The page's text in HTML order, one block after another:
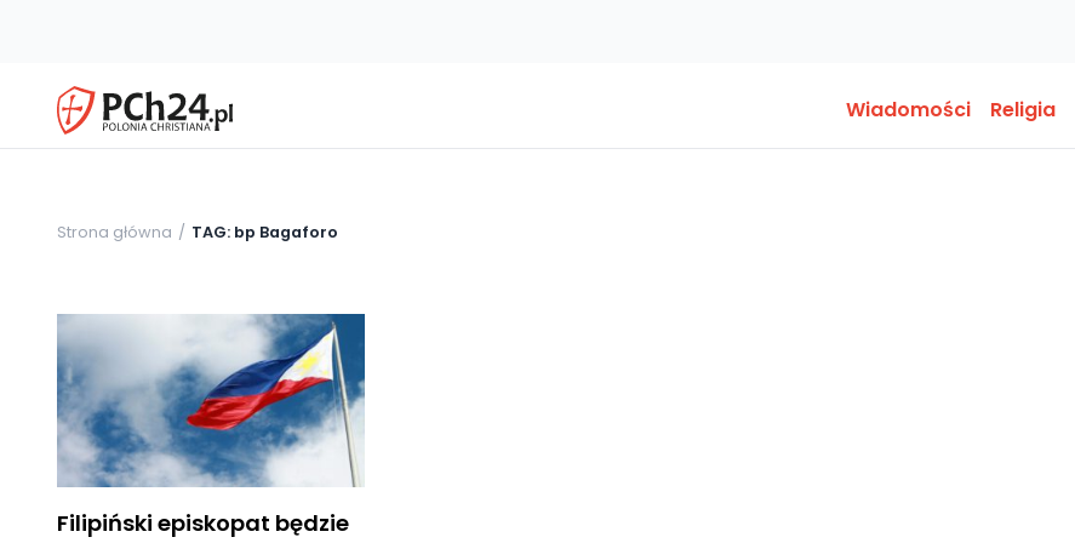
Wiadomości Religia
Strona główna TAG: bp Bagaforo
Filipiński episkopat będzie